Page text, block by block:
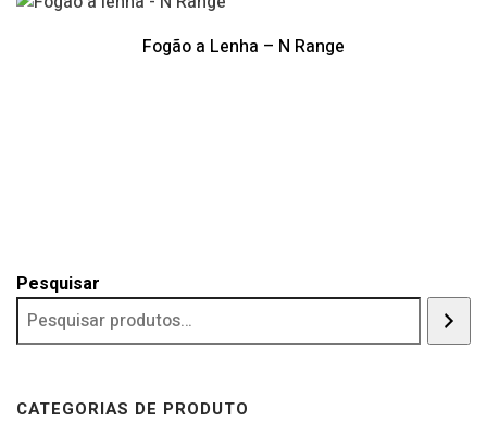
Fogão a Lenha – N Range
Pesquisar
CATEGORIAS DE PRODUTO